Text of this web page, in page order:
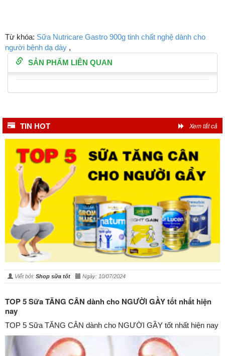
Từ khóa: Sữa Nutricare Gastro 900g tinh chất nghệ dành cho
người bệnh dạ dày ,
SẢN PHẨM LIÊN QUAN
TIN HOT Xem tất cả
Viết bởi: Shop sữa tốt Ngày: 10/07/2024
TOP 5 Sữa TĂNG CÂN dành cho NGƯỜI GẦY tốt nhất hiện
nay
TOP 5 Sữa TĂNG CÂN dành cho NGƯỜI GẦY tốt nhất hiện nay